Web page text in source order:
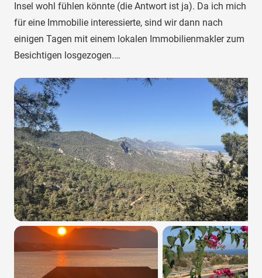
Insel wohl fühlen könnte (die Antwort ist ja). Da ich mich
für eine Immobilie interessierte, sind wir dann nach
einigen Tagen mit einem lokalen Immobilienmakler zum
Besichtigen losgezogen.…